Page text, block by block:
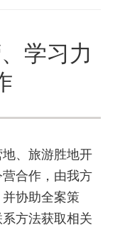
学习力
、旅游胜地开
合作，由我方
协助全案策
方法获取相关